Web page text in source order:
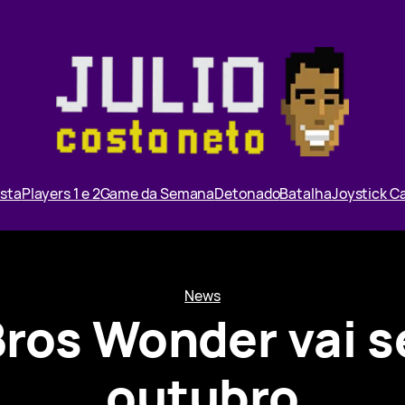
Players 1 e 2Game da SemanaDetonadoBatalhaJoystick
News
Wonder vai